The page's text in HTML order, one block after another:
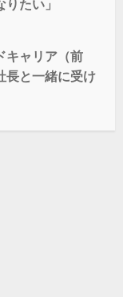
たい」
キャリア（前
長と一緒に受け